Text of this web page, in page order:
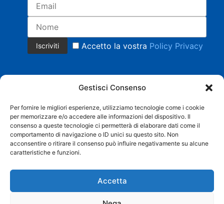
Gestisci Consenso
Per fornire le migliori esperienze, utilizziamo tecnologie come i cookie
per memorizzare e/o accedere alle informazioni del dispositivo. Il
consenso a queste tecnologie ci permetterà di elaborare dati come il
comportamento di navigazione o ID unici su questo sito. Non
acconsentire o ritirare il consenso può influire negativamente su alcune
caratteristiche e funzioni.
Accetta
Accetto la vostra Policy Privacy
Copyright 2023 © Tutti i diritti riservati.
COMMERCIALE CRISTIAN MAGNANI Cell. +39 335 8158553 |
AMMINISTRAZIONE BARBARA SACCHI Cell. 338 3958219 |
info@grandistoccaggi.com | P. IVA 02538090206 |